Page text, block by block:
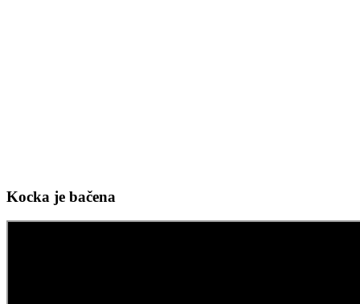
Kocka je bačena